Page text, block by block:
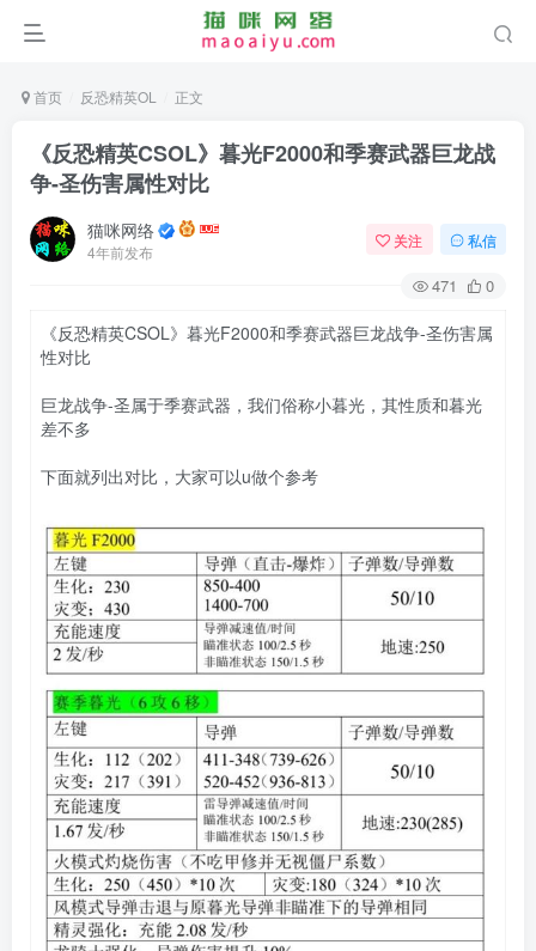
首页 反恐精英OL 正文
《反恐精英CSOL》暮光F2000和季赛武器巨龙战
争-圣伤害属性对比
猫咪网络
4年前发布
关注 私信
471 0
《反恐精英CSOL》暮光F2000和季赛武器巨龙战争-圣伤害属
性对比
巨龙战争-圣属于季赛武器，我们俗称小暮光，其性质和暮光
差不多
下面就列出对比，大家可以u做个参考